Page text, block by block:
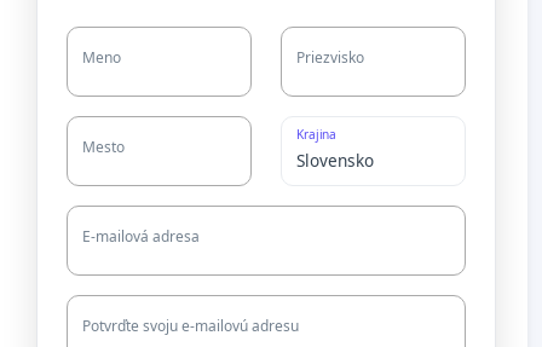
Meno Priezvisko
Mesto
Krajina
E-mailová adresa
Potvrďte svoju e-mailovú adresu